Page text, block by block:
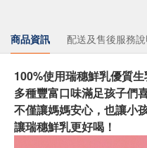
商品資訊 配送及售後服務
100%使用瑞穗鮮乳優質生
多種豐富口味滿足孩子們
不僅讓媽媽安心，也讓小
讓瑞穗鮮乳更好喝！